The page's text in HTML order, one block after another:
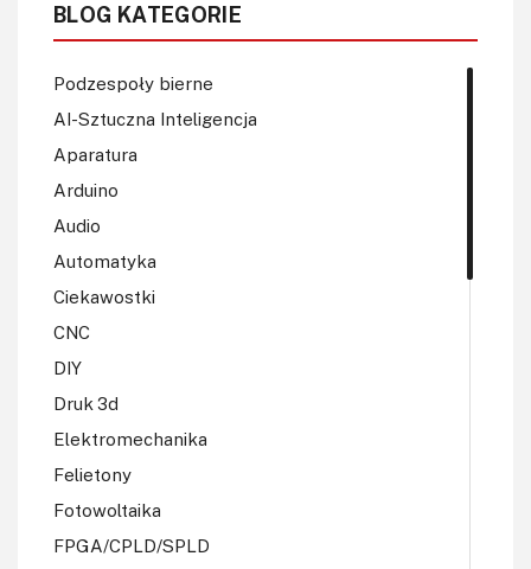
BLOG KATEGORIE
Podzespoły bierne
AI-Sztuczna Inteligencja
Aparatura
Arduino
Audio
Automatyka
Ciekawostki
CNC
DIY
Druk 3d
Elektromechanika
Felietony
Fotowoltaika
FPGA/CPLD/SPLD